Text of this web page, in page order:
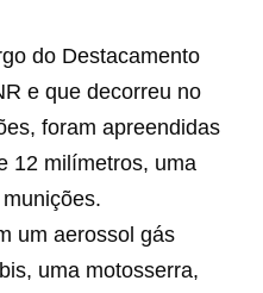
do Destacamento
e que decorreu no
foram apreendidas
12 milímetros, uma
um aerossol gás
uma motosserra,